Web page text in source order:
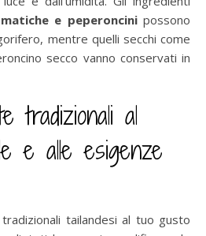
e peperoncinipossono
mentre quelli secchi come
secco vanno conservati in
tradizionali al
e alle esigenze
tailandesi al tuo gusto